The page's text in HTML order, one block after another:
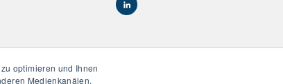
optimieren und Ihnen
Medienkanälen.